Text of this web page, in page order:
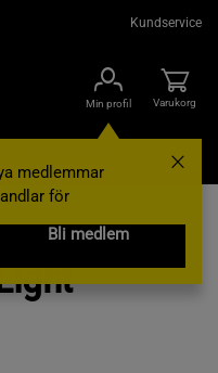
Kundservice
Min profil
medlemmar
för
Bli medlem
Varukorg
Handtag